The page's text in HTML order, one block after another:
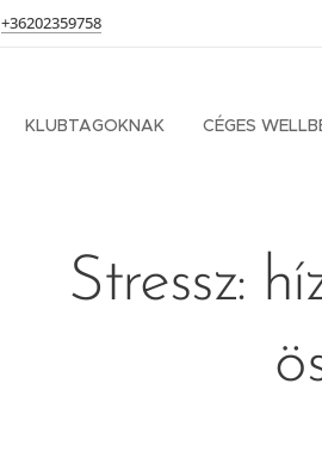
+36202359758
KLUBTAGOKNAK CÉGES
Stressz: